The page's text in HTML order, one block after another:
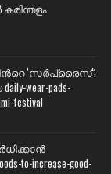
'സര്‍പ്രൈസ്';
wear-pads-
festival
to-increase-good-